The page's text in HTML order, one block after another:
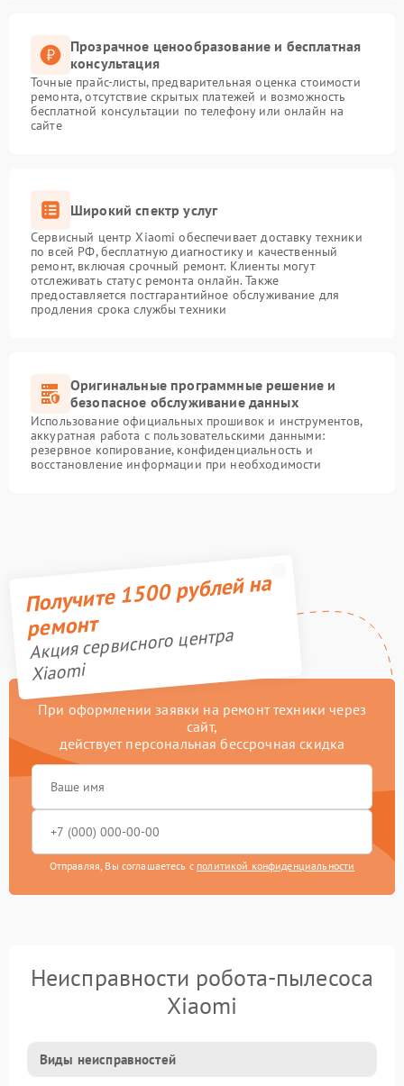
Прозрачное ценообразование и бесплатная
консультация
Точные прайс-листы, предварительная оценка стоимости
ремонта, отсутствие скрытых платежей и возможность
бесплатной консультации по телефону или онлайн на
сайте
Широкий спектр услуг
Сервисный центр Xiaomi обеспечивает доставку техники
по всей РФ, бесплатную диагностику и качественный
ремонт, включая срочный ремонт. Клиенты могут
отслеживать статус ремонта онлайн. Также
предоставляется постгарантийное обслуживание для
продления срока службы техники
Оригинальные программные решение и
безопасное обслуживание данных
Использование официальных прошивок и инструментов,
аккуратная работа с пользовательскими данными:
резервное копирование, конфиденциальность и
восстановление информации при необходимости
Получите 1500 рублей на
ремонт
Акция сервисного центра
Xiaomi
При оформлении заявки на ремонт техники через
сайт,
действует персональная бессрочная скидка
Отправляя, Вы соглашаетесь с политикой конфиденциальности
Неисправности робота-пылесоса
Xiaomi
Виды неисправностей